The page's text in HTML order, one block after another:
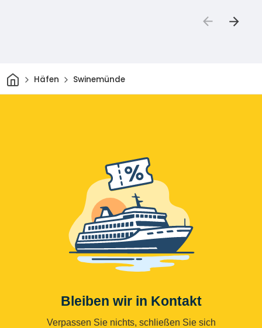
HeimHäfen Swinemünde
Bleiben wir in Kontakt
Verpassen Sie nichts, schließen Sie sich